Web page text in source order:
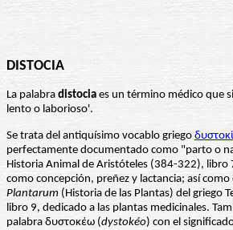
DISTOCIA
La palabra distocia es un término médico que
lento o laborioso'.
Se trata del antiquísimo vocablo griego
perfectamente documentado como "parto o
Historia Animal de Aristóteles (384-322), libro
como concepción, preñez y lactancia; así como
Plantarum (Historia de las Plantas) del griego
libro 9, dedicado a las plantas medicinales.
palabra δυστοκέω (dystokéo) con el